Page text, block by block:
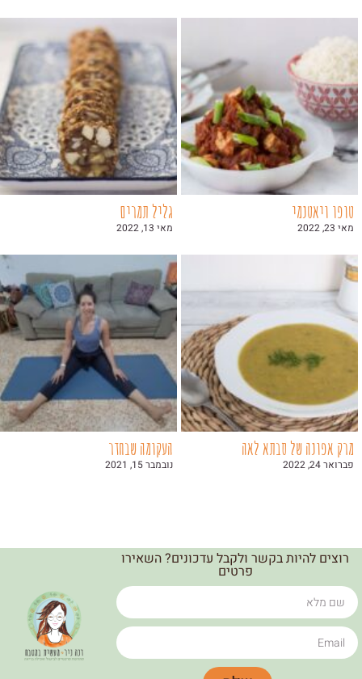
טופו ויאטנמי
מאי 23, 2022
גליל תמרים
מאי 13, 2022
מרק אפונה של סבתא לאה
פברואר 24, 2022
העקומה שבחדר
נובמבר 15, 2021
רוצים להיות בקשר ולקבל עדכונים? השאירו
פרטים